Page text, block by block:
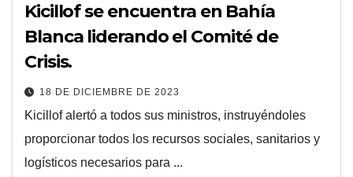
Kicillof se encuentra en Bahía
Blanca liderando el Comité de
Crisis.
18 DE DICIEMBRE DE 2023
Kicillof alertó a todos sus ministros, instruyéndoles
proporcionar todos los recursos sociales, sanitarios y
logísticos necesarios para ...